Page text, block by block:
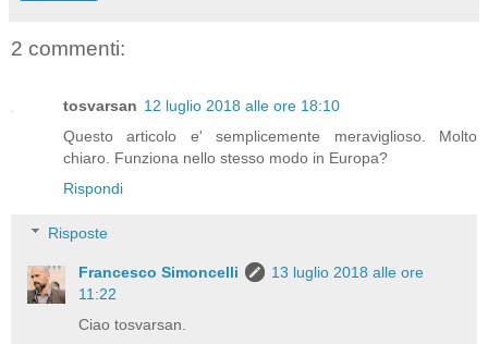
2 commenti:
tosvarsan 12 luglio 2018 alle ore 18:10
Questo articolo e' semplicemente meraviglioso. Molto
chiaro. Funziona nello stesso modo in Europa?
Rispondi
Risposte
Francesco Simoncelli
13 luglio 2018 alle ore
11:22
Ciao tosvarsan.